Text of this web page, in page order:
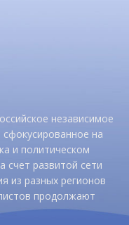
независимое
на
и политическом
счет развитой сети
из разных регионов
продолжают